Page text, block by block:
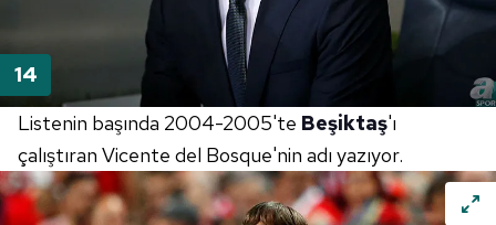
Listenin başında 2004-2005'te Beşiktaş'ı
çalıştıran Vicente del Bosque'nin adı yazıyor.